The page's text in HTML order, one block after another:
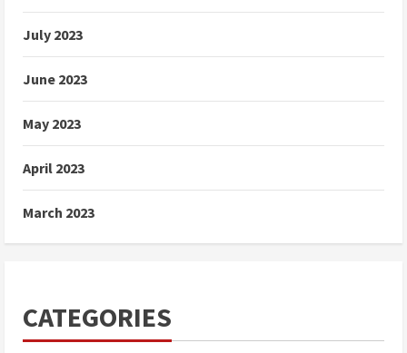
July 2023
June 2023
May 2023
April 2023
March 2023
CATEGORIES